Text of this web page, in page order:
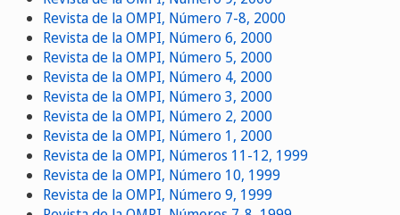
Revista de la OMPI, Número 7-8, 2000
Revista de la OMPI, Número 6, 2000
Revista de la OMPI, Número 5, 2000
Revista de la OMPI, Número 4, 2000
Revista de la OMPI, Número 3, 2000
Revista de la OMPI, Número 2, 2000
Revista de la OMPI, Número 1, 2000
Revista de la OMPI, Números 11-12, 1999
Revista de la OMPI, Número 10, 1999
Revista de la OMPI, Número 9, 1999